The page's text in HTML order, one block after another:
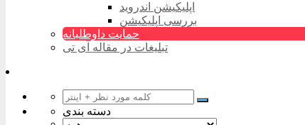
اپلیکیشن اندروید
بررسی اپلیکیشن
حمایت داوطلبانه
تبلیغات در مقاله آی تی
دسته بندی